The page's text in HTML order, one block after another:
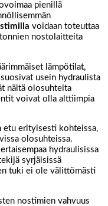
pienillä
voidaan toteuttaa
nostolaitteita
lämpötilat,
usein hydraulista
näitä olosuhteita
voivat olla alttiimpia
etu erityisesti kohteissa,
olosuhteissa.
hydraulisissa
syrjäisissä
tuki ei ole välittömästi
nostimien vahvuus